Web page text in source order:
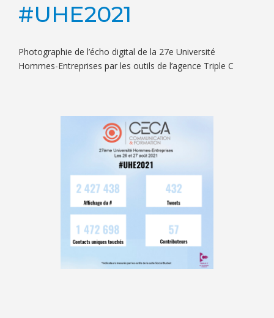
#UHE2021
Photographie de l’écho digital de la 27e Université
Hommes-Entreprises par les outils de l’agence Triple C